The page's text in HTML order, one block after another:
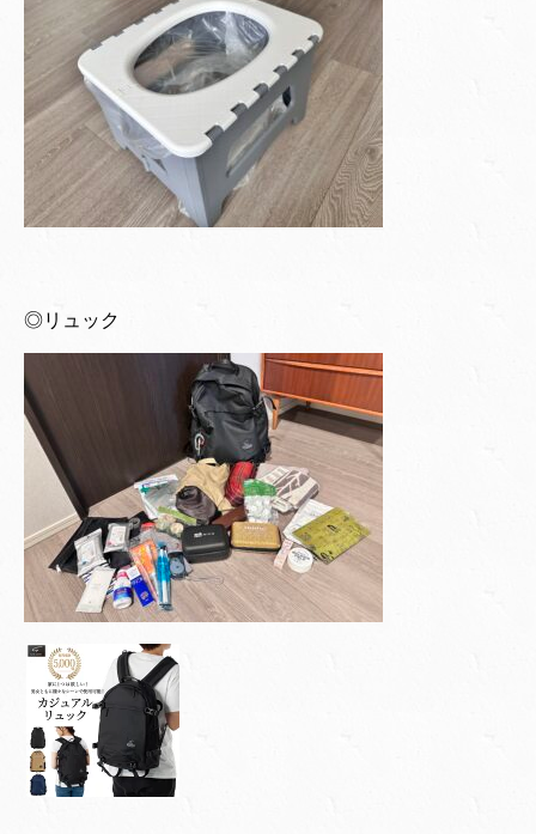
◎リュック